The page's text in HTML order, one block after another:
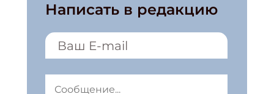
Написать в редакцию